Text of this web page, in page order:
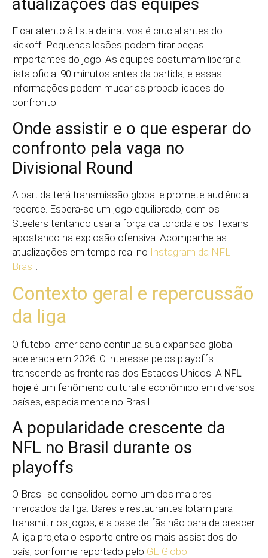
atualizações das equipes
Ficar atento à lista de inativos é crucial antes do
kickoff. Pequenas lesões podem tirar peças
importantes do jogo. As equipes costumam liberar a
lista oficial 90 minutos antes da partida, e essas
informações podem mudar as probabilidades do
confronto.
Onde assistir e o que esperar do
confronto pela vaga no
Divisional Round
A partida terá transmissão global e promete audiência
recorde. Espera-se um jogo equilibrado, com os
Steelers tentando usar a força da torcida e os Texans
apostando na explosão ofensiva. Acompanhe as
atualizações em tempo real no Instagram da NFL
Brasil
Contexto geral e repercussão
da liga
O futebol americano continua sua expansão global
acelerada em 2026. O interesse pelos playoffs
transcende as fronteiras dos Estados Unidos. A NFL
hoje é um fenômeno cultural e econômico em diversos
países, especialmente no Brasil.
A popularidade crescente da
NFL no Brasil durante os
playoffs
O Brasil se consolidou como um dos maiores
mercados da liga. Bares e restaurantes lotam para
transmitir os jogos, e a base de fãs não para de crescer.
A liga projeta o esporte entre os mais assistidos do
país, conforme reportado pelo GE Globo